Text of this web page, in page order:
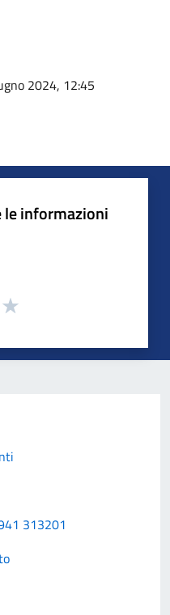
2024, 12:45
le informazioni
313201